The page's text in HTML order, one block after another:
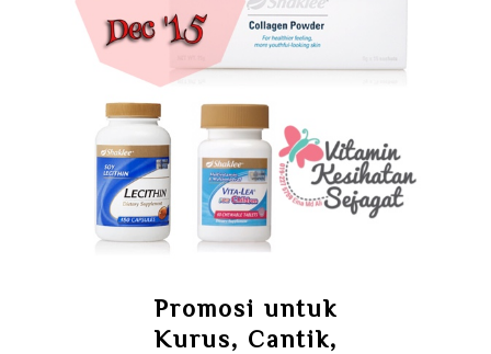
Promosi untuk
Kurus, Cantik,